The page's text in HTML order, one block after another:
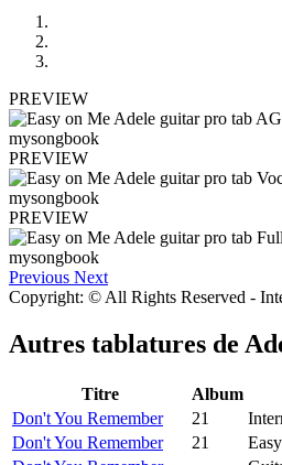
PREVIEW
PREVIEW
PREVIEW
Previous Next
Copyright: © All Rights Reserved -
Autres tablatures de
Titre Album
Don't You Remember
21
Don't You Remember
21